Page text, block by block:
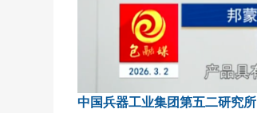
中国兵器工业集团第五二研究所